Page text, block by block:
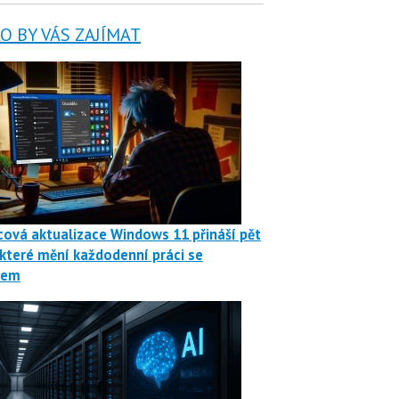
BY VÁS ZAJÍMAT
aktualizace Windows 11 přináší pět
mění každodenní práci se